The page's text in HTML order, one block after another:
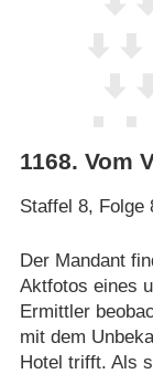
1168. Vom
Staffel 8, Folge
Der Mandant
Aktfotos eines
Ermittler
mit dem
Hotel trifft. Als